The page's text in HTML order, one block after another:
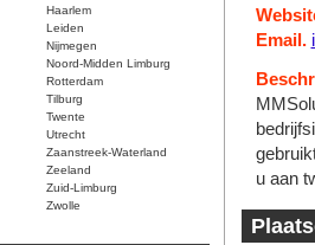
Haarlem
Leiden
Nijmegen
Noord-Midden Limburg
Rotterdam
Tilburg
Twente
Utrecht
Zaanstreek-Waterland
Zeeland
Zuid-Limburg
Zwolle
Email.
u aan